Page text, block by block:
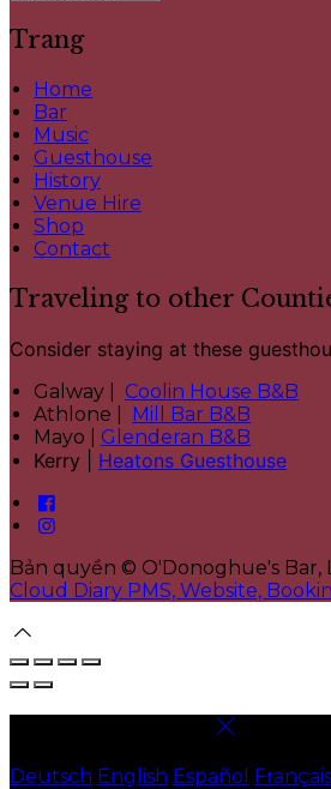
Trang
Home
Bar
Music
Guesthouse
History
Venue Hire
Shop
Contact
Traveling to other
Consider staying at these
Galway | Coolin House B&B
Athlone |
Mill Bar B&B
Mayo | Glenderan B&B
Kerry | Heatons Guesthouse
Bản quyền © O'Donoghue's Bar,
Cloud Diary PMS, Website,
Deutsch English Español Français